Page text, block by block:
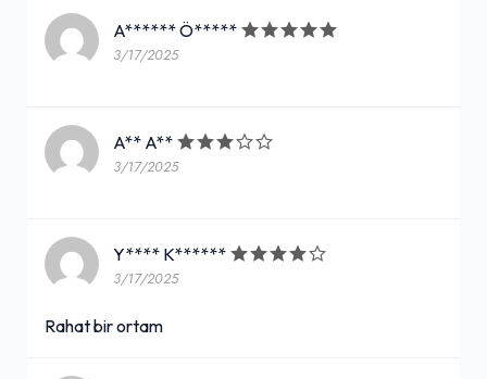
A****** Ö*****
3/17/2025
A** A**
3/17/2025
Y**** K******
3/17/2025
Rahat bir ortam